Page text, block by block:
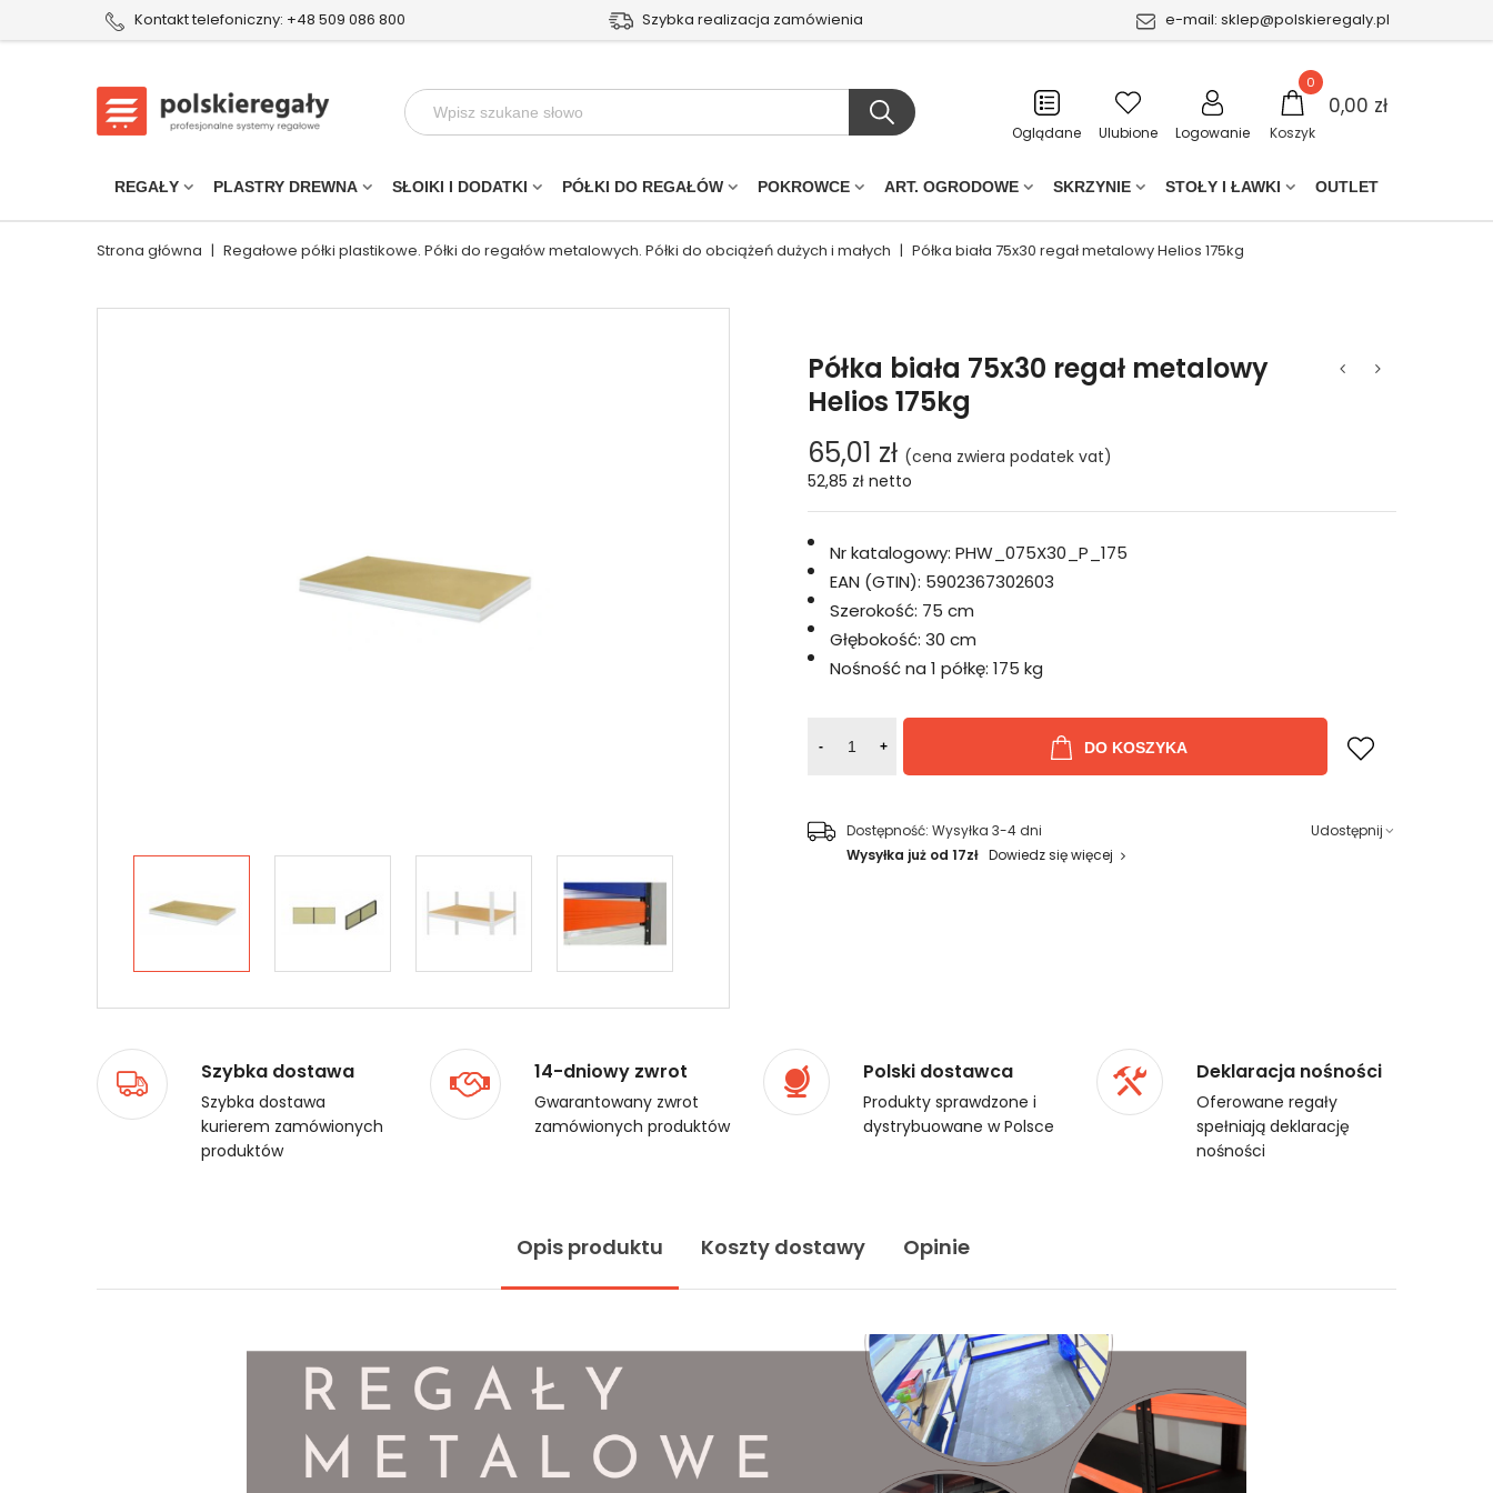
Kontakt telefoniczny: +48 509 086 800 Szybka realizacja zamówienia e-mail: sklep@polskieregaly.pl
Oglądane Ulubione Logowanie Koszyk
0
0,00 zł
REGAŁY PLASTRY DREWNA SŁOIKI I DODATKI PÓŁKI DO REGAŁÓW POKROWCE ART. OGRODOWE SKRZYNIE STOŁY I ŁAWKI OUTLET
Strona główna | Regałowe półki plastikowe. Półki do regałów metalowych. Półki do obciążeń dużych i małych | Półka biała 75x30 regał metalowy Helios 175kg
Półka biała 75x30 regał metalowy
Helios 175kg
65,01 zł (cena zwiera podatek vat)
52,85 zł netto
Nr katalogowy: PHW_075X30_P_175
EAN (GTIN): 5902367302603
Szerokość: 75 cm
Głębokość: 30 cm
Nośność na 1 półkę: 175 kg
- + DO KOSZYKA
Dostępność: Wysyłka 3-4 dni
Wysyłka już od 17zł Dowiedz się więcej
Udostępnij
Szybka dostawa
Szybka dostawa
kurierem zamówionych
produktów
14-dniowy zwrot
Gwarantowany zwrot
zamówionych produktów
Polski dostawca
Produkty sprawdzone i
dystrybuowane w Polsce
Deklaracja nośności
Oferowane regały
spełniają deklarację
nośności
Opis produktu Koszty dostawy Opinie